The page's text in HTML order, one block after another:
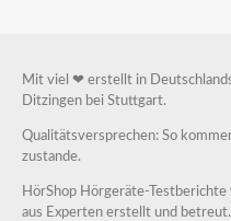
Mit viel ❤ erstellt in
Ditzingen bei Stuttgart.
Qualitätsversprechen: So
zustande.
HörShop Hörgeräte-
aus Experten erstellt und